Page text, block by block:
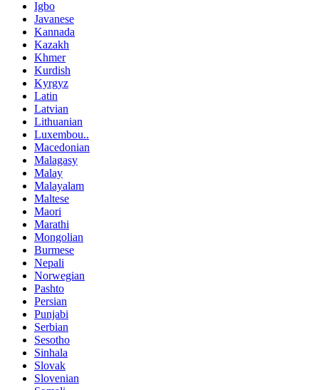
Igbo
Javanese
Kannada
Kazakh
Khmer
Kurdish
Kyrgyz
Latin
Latvian
Lithuanian
Luxembou..
Macedonian
Malagasy
Malay
Malayalam
Maltese
Maori
Marathi
Mongolian
Burmese
Nepali
Norwegian
Pashto
Persian
Punjabi
Serbian
Sesotho
Sinhala
Slovak
Slovenian